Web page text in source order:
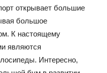
открывает большие
большое
К настоящему
являются
Интересно,